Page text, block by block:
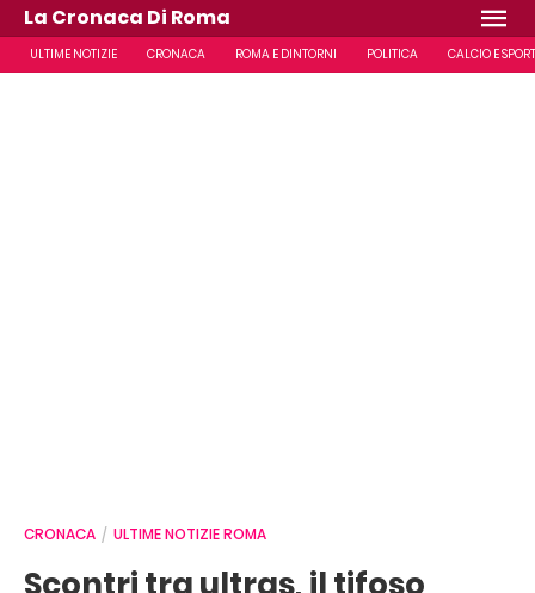
La Cronaca Di Roma
ULTIME NOTIZIE CRONACA ROMA E DINTORNI POLITICA CALCIO E SPORT
CRONACA ULTIME NOTIZIE ROMA